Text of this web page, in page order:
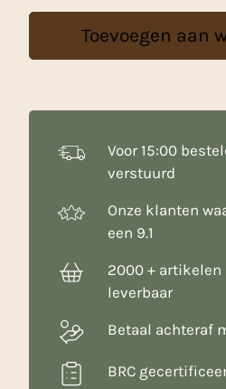
Bloem
Toevoegen aan
Voor 15:00
verstuurd
Onze klanten
een 9.1
2000 + artikelen
leverbaar
Betaal achteraf
BRC